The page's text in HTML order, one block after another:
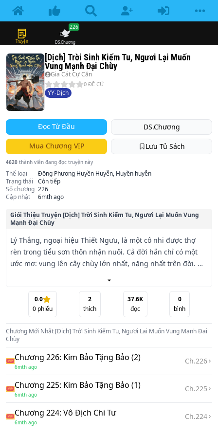
Truyện DS.Chương
226
[Dịch] Trời Sinh Kiếm Tu, Ngươi Lại Muốn
Vung Mạnh Đại Chùy
Gia Cát Cự Căn
0 ĐỀ CỬ
YY-Dịch
Đọc Từ Đầu DS.Chương
Mua Chương VIP Lưu Tủ Sách
4620 thành viên đang đọc truyện này
Thể loại
Đông Phương Huyền Huyễn, Huyền huyễn
Trạng thái
Còn tiếp
Số chương 226
Cập nhật
6mth ago
Giói Thiệu Truyện [Dịch] Trời Sinh Kiếm Tu, Ngươi Lại Muốn Vung
Mạnh Đại Chùy
Lý Thắng, ngoại hiệu Thiết Ngưu, là một cô nhi được thợ
rèn trong tiểu sơn thôn nhận nuôi. Cả đời hắn chỉ có một
ước mơ: vung lên cây chùy lớn nhất, nặng nhất trên đời.
Kiếm Tông, từ đó được đưa vào môn phái lấy kiếm tu xưng
bá thiên hạ — Kiếm Tông.
Một lần kiểm trắc thiên phú, kết quả chấn động cổ kim: trời
sinh Kiếm Tâm Thông Minh, Kiếm Đạo Thánh Thai vạn cổ
không một.
Toàn tông chấn động, tông chủ mừng như điên, vô số
trưởng lão tranh nhau thu đồ. Thế nhưng, trước những bộ
thần kiếm bí tịch mà người người tha thiết mơ ước, Lý
Thắng lại lộ vẻ ghét bỏ:
“Thứ này nhẹ hều, quá mềm yếu! Ta chỉ thích cái chùy, một
chùy nện xuống là xong hết!”
0.0
0phiếu
2
thích
37.6K
đọc
0
bình
Chương Mới Nhất [Dịch] Trời Sinh Kiếm Tu, Ngươi Lại Muốn Vung Mạnh Đại
Chùy
Chương 226: Kim Bảo Tặng Bảo (2)
6mth ago
Ch.226
Chương 225: Kim Bảo Tặng Bảo (1)
6mth ago
Ch.225
Chương 224: Vô Địch Chi Tư
6mth ago
Ch.224